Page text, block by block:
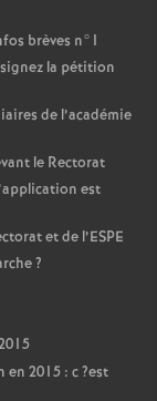
brèves n°1
la pétition
de l’académie
le Rectorat
est
et de l’ESPE
?
en 2015 : c?est